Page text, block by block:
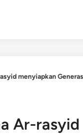
menyiapkan
Ar-